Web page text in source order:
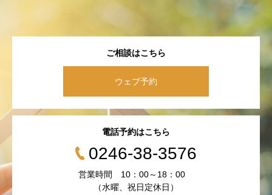
ご相談はこちら
ウェブ予約
電話予約はこちら
0246-38-3576
営業時間 10：00～18：00
（水曜、祝日定休日）